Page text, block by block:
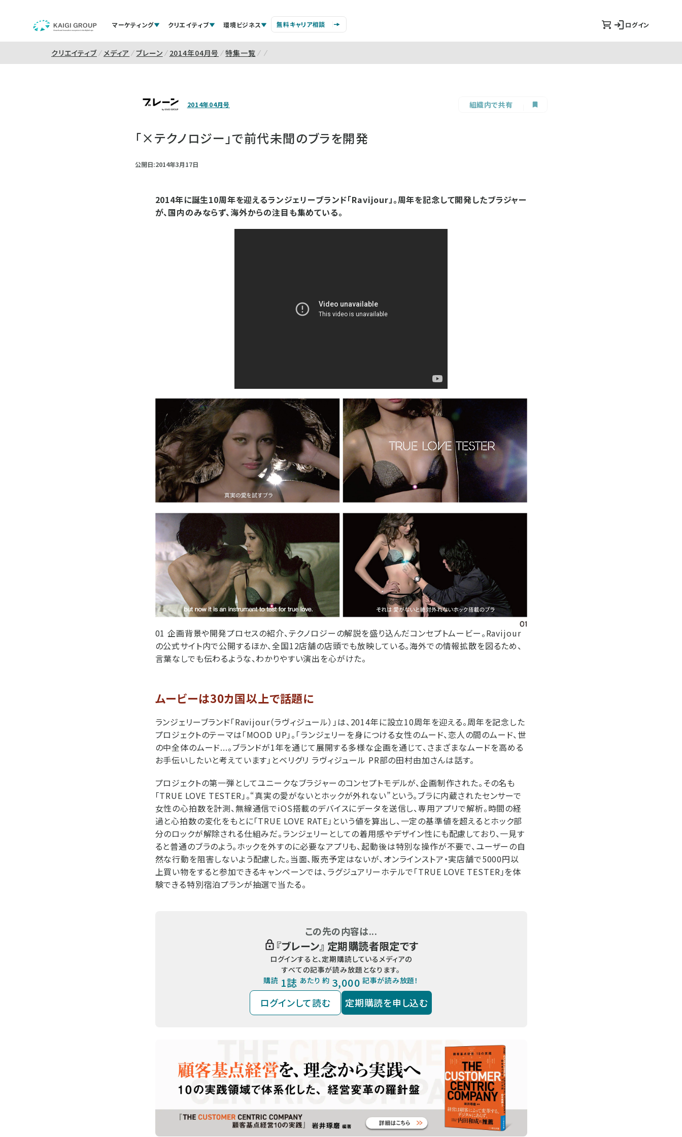
マーケティング クリエイティブ 環境ビジネス 無料キャリア相談 ログイン
クリエイティブ メディア ブレーン 2014年04月号 特集一覧
2014年04月号 組織内で共有
「×テクノロジー」で前代未聞のブラを開発
公開日:2014年3月17日
2014年に誕生10周年を迎えるランジェリーブランド「Ravijour」。周年を記念して開発したブラジャー
が、国内のみならず、海外からの注目も集めている。
01 企画背景や開発プロセスの紹介、テクノロジーの解説を盛り込んだコンセプトムービー。Ravijour
の公式サイト内で公開するほか、全国12店舗の店頭でも放映している。海外での情報拡散を図るため、
言葉なしでも伝わるような、わかりやすい演出を心がけた。
ムービーは30カ国以上で話題に
ランジェリーブランド「Ravijour（ラヴィジュール）」は、2014年に設立10周年を迎える。周年を記念した
プロジェクトのテーマは「MOOD UP」。「ランジェリーを身につける女性のムード、恋人の間のムード、世
の中全体のムード...。ブランドが1年を通じて展開する多様な企画を通じて、さまざまなムードを高める
お手伝いしたいと考えています」とベリグリ ラヴィジュール PR部の田村由加さんは話す。
プロジェクトの第一弾としてユニークなブラジャーのコンセプトモデルが、企画制作された。その名も
「TRUE LOVE TESTER」。“真実の愛がないとホックが外れない”という。ブラに内蔵されたセンサーで
女性の心拍数を計測、無線通信でiOS搭載のデバイスにデータを送信し、専用アプリで解析。時間の経
過と心拍数の変化をもとに「TRUE LOVE RATE」という値を算出し、一定の基準値を超えるとホック部
分のロックが解除される仕組みだ。ランジェリーとしての着用感やデザイン性にも配慮しており、一見す
ると普通のブラのよう。ホックを外すのに必要なアプリも、起動後は特別な操作が不要で、ユーザーの自
然な行動を阻害しないよう配慮した。当面、販売予定はないが、オンラインストア・実店舗で5000円以
上買い物をすると参加できるキャンペーンでは、ラグジュアリーホテルで「TRUE LOVE TESTER」を体
験できる特別宿泊プランが抽選で当たる。
この先の内容は...
『ブレーン』 定期購読者限定です
ログインすると、定期購読しているメディアの
すべての記事が読み放題となります。
購読 1誌 あたり 約 3,000 記事が読み放題！
ログインして読む 定期購読を申し込む